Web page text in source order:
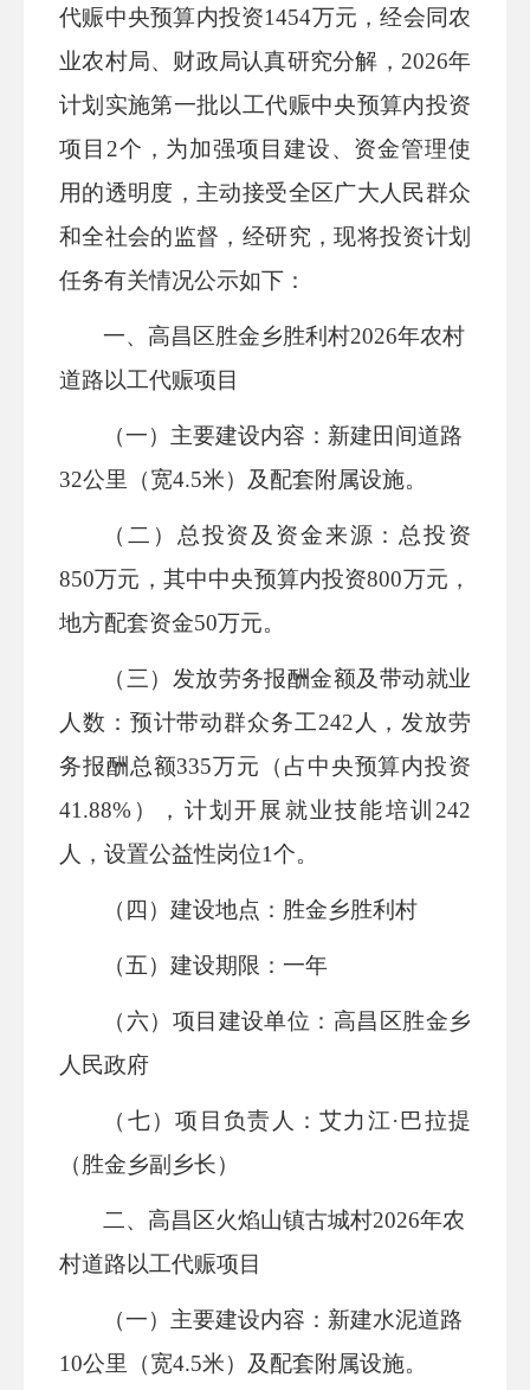
代赈中央预算内投资1454万元，经会同农
业农村局、财政局认真研究分解，2026年
计划实施第一批以工代赈中央预算内投资
项目2个，为加强项目建设、资金管理使
用的透明度，主动接受全区广大人民群众
和全社会的监督，经研究，现将投资计划
任务有关情况公示如下：
一、高昌区胜金乡胜利村2026年农村
道路以工代赈项目
（一）主要建设内容： 新建田间道路
32公里（宽4.5米）及配套附属设施。
（二）总投资及资金来源： 总投资
850万元，其中中央预算内投资800万元，
地方配套资金50万元。
（三）发放劳务报酬金额及带动就业
人数： 预计带动群众务工242人，发放劳
务报酬总额335万元（占中央预算内投资
41.88%），计划开展就业技能培训242
人，设置公益性岗位1个。
（四）建设地点： 胜金乡胜利村
（五）建设期限：一年
（六）项目建设单位： 高昌区胜金乡
人民政府
（七）项目负责人：艾力江·巴拉提
（胜金乡副乡长）
二、高昌区火焰山镇古城村2026年农
村道路以工代赈项目
（一）主要建设内容： 新建水泥道路
10公里（宽4.5米）及配套附属设施。